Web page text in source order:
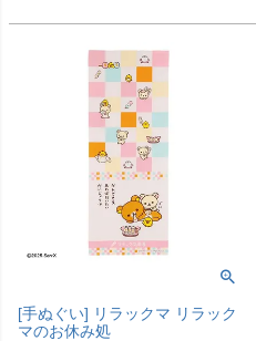
[手ぬぐい] リラックマ リラック
マのお休み処